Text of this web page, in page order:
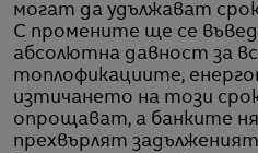
могат да удължават
С промените ще се
абсолютна давност за
топлофикациите,
изтичането на този
опрощават, а банките
прехвърлят